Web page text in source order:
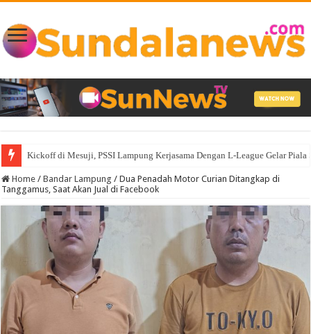
Kickoff di Mesuji, PSSI Lampung Kerjasama Dengan L-League Gelar
Home / Bandar Lampung / Dua Penadah Motor Curian Ditangkap di
Tanggamus, Saat Akan Jual di Facebook